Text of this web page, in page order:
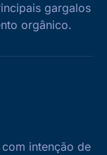
gargalos
orgânico.
intenção de